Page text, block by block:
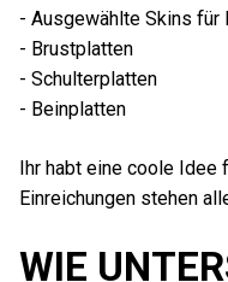
- Ausgewählte Skins für
- Brustplatten
- Schulterplatten
- Beinplatten
Ihr habt eine coole Idee
Einreichungen stehen
WIE